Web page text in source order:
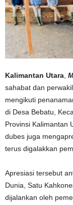
Kalimantan Utara,
sahabat dan
mengikuti
di Desa Bebatu,
Provinsi Kalimantan
dubes juga
terus digalakkan
Apresiasi tersebut
Dunia, Satu
dijalankan oleh